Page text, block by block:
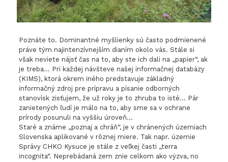
Poznáte to. Dominantné myšlienky sú často podmienené
práve tým najintenzívnejším dianím okolo vás. Stále si
však neviete nájsť čas na to, aby ste ich dali na „papier“, ak
je treba… Pri každej návšteve našej informačnej databázy
(KIMS), ktorá okrem iného predstavuje základný
informačný zdroj pre prípravu a písanie odborných
stanovísk zisťujem, že už roky je to zhruba to isté… Pár
zanietených ľudí je málo na to, aby sme sa v ochrane
prírody posunuli na vyššiu úroveň…
Staré a známe „poznaj a chráň“, je v chránených územiach
Slovenska aplikované v rôznej miere. Tak napr. územie
Správy CHKO Kysuce je stále z veľkej časti „terra
incognita“. Neprebádaná zem znie celkom ako výzva, no